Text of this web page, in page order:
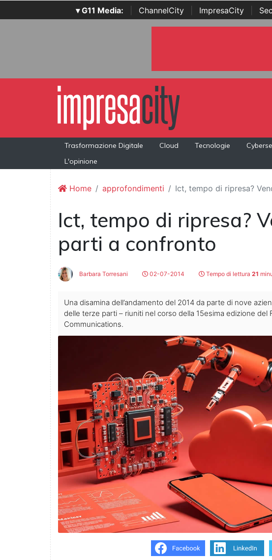
▾ G11 Media: ChannelCity ImpresaCity
Trasformazione Digitale Cloud Tecnologie
L'opinione
Home approfondimenti Ict, tempo di ripresa?
Ict, tempo di ripresa?
parti a confronto
Barbara Torresani 02-07-2014 Tempo di lettura 21
Una disamina dell’andamento del 2014 da parte di nove
delle terze parti – riuniti nel corso della 15esima edizione del
Communications.